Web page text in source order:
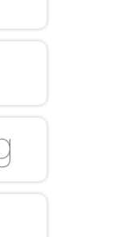
26 de junio